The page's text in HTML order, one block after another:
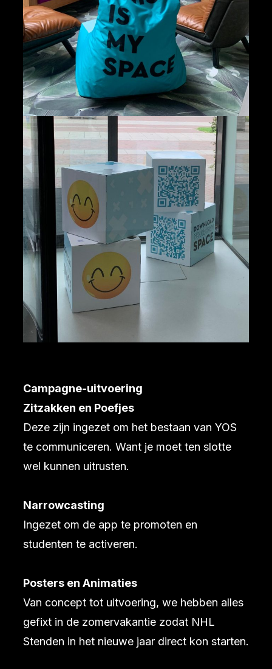
Campagne-uitvoering
Zitzakken en Poefjes
Deze zijn ingezet om het bestaan van YOS
te communiceren. Want je moet ten slotte
wel kunnen uitrusten.
Narrowcasting
Ingezet om de app te promoten en
studenten te activeren.
Posters en Animaties
Van concept tot uitvoering, we hebben alles
gefixt in de zomervakantie zodat NHL
Stenden in het nieuwe jaar direct kon starten.